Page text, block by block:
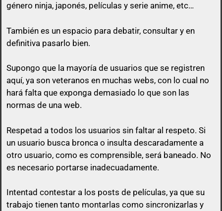
género ninja, japonés, películas y serie anime, etc…
También es un espacio para debatir, consultar y en
definitiva pasarlo bien.
Supongo que la mayoría de usuarios que se registren
aquí, ya son veteranos en muchas webs, con lo cual no
hará falta que exponga demasiado lo que son las
normas de una web.
Respetad a todos los usuarios sin faltar al respeto. Si
un usuario busca bronca o insulta descaradamente a
otro usuario, como es comprensible, será baneado. No
es necesario portarse inadecuadamente.
Intentad contestar a los posts de películas, ya que su
trabajo tienen tanto montarlas como sincronizarlas y